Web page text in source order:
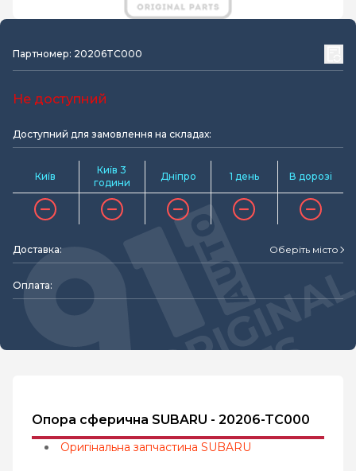
Партномер: 20206TC000
Не доступний
Доступний для замовлення на складах:
Київ
Київ 3
години
Дніпро 1 день В дорозі
Доставка: Оберіть місто
Оплата:
Опора сферична SUBARU - 20206-TC000
Оригінальна запчастина SUBARU